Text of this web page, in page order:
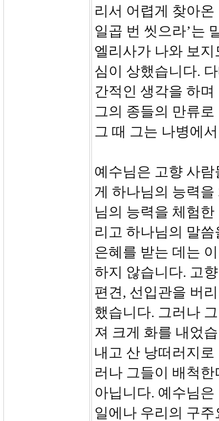
리서 어렵게 찾아
일곱 번 씻으라’는
엘리사가 나와 보
심이 상했습니다.
간적인 생각을 하
그의 종들의 만류
그 때 그는 나병에
예수님은 고향 사
게 하나님의 능력
님의 능력을 체험
리고 하나님의 말
은혜를 받는 데는
하지 않습니다. 고
편견, 선입관을 버
했습니다. 그러나
져 크게 화를 내었
내고 산 낭떠러지
러나 그들이 배척
아닙니다. 예수님
일에나 우리의 구